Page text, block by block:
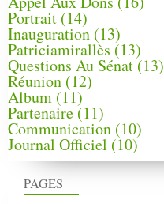
PAGES
Portrait (14)
Inauguration (13)
Patriciamirallès (13)
Questions Au Sénat(13)
Réunion (12)
Album (11)
Partenaire(11)
Communication (10)
Journal Officiel (10)